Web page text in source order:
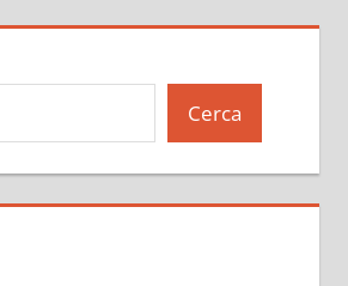
Cerca